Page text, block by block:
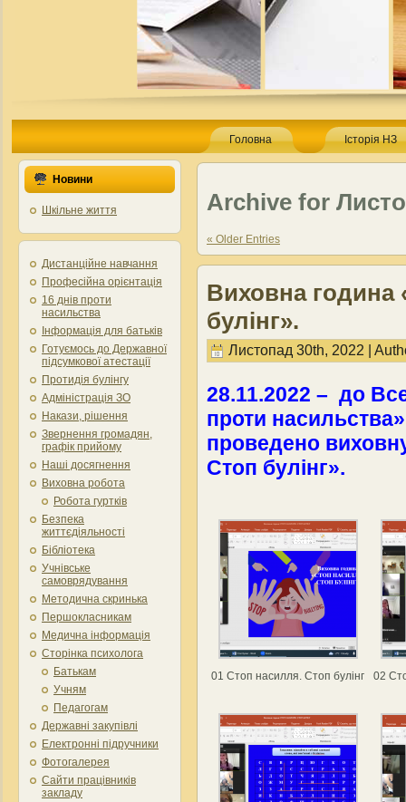
Головна Історія НЗ
Новини
Шкільне життя
Дистанційне навчання
Професійна орієнтація
16 днів проти
насильства
Інформація для батьків
Готуємось до Державної
підсумкової атестації
Протидія булінгу
Адміністрація ЗО
Накази, рішення
Звернення громадян,
графік прийому
Наші досягнення
Виховна робота
Робота гуртків
Безпека
життєдіяльності
Бібліотека
Учнівське
самоврядування
Методична скринька
Першокласникам
Медична інформація
Сторінка психолога
Батькам
Учням
Педагогам
Державні закупівлі
Електронні підручники
Фотогалерея
Сайти працівників
закладу
Archive for
« Older Entries
Виховна година
булінг».
Листопад 30th, 2022 |
28.11.2022 – до
проти
проведено
Стоп булінг».
01 Стоп насилля. Стоп булінг 02